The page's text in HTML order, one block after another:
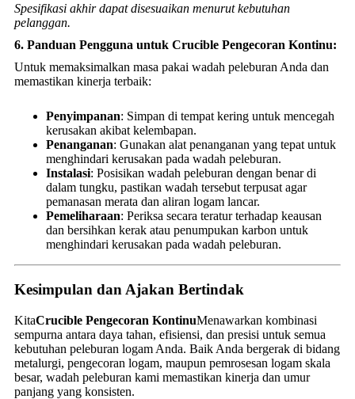
Spesifikasi akhir dapat disesuaikan menurut kebutuhan
pelanggan.
6. Panduan Pengguna untuk Crucible Pengecoran Kontinu:
Untuk memaksimalkan masa pakai wadah peleburan Anda dan
memastikan kinerja terbaik:
Penyimpanan: Simpan di tempat kering untuk mencegah
kerusakan akibat kelembapan.
Penanganan: Gunakan alat penanganan yang tepat untuk
menghindari kerusakan pada wadah peleburan.
Instalasi: Posisikan wadah peleburan dengan benar di
dalam tungku, pastikan wadah tersebut terpusat agar
pemanasan merata dan aliran logam lancar.
Pemeliharaan: Periksa secara teratur terhadap keausan
dan bersihkan kerak atau penumpukan karbon untuk
menghindari kerusakan pada wadah peleburan.
Kesimpulan dan Ajakan Bertindak
KitaCrucible Pengecoran KontinuMenawarkan kombinasi
sempurna antara daya tahan, efisiensi, dan presisi untuk semua
kebutuhan peleburan logam Anda. Baik Anda bergerak di bidang
metalurgi, pengecoran logam, maupun pemrosesan logam skala
besar, wadah peleburan kami memastikan kinerja dan umur
panjang yang konsisten.